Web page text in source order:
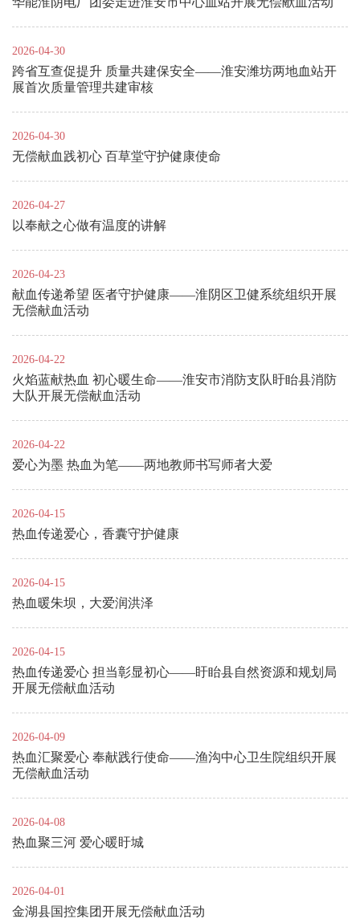
2026-04-30
跨省互查促提升 质量共建保安全——淮安潍坊两地血站开
展首次质量管理共建审核
2026-04-30
无偿献血践初心 百草堂守护健康使命
2026-04-27
以奉献之心做有温度的讲解
2026-04-23
献血传递希望 医者守护健康——淮阴区卫健系统组织开展
无偿献血活动
2026-04-22
火焰蓝献热血 初心暖生命——淮安市消防支队盱眙县消防
大队开展无偿献血活动
2026-04-22
爱心为墨 热血为笔——两地教师书写师者大爱
2026-04-15
热血传递爱心，香囊守护健康
2026-04-15
热血暖朱坝，大爱润洪泽
2026-04-15
热血传递爱心 担当彰显初心——盱眙县自然资源和规划局
开展无偿献血活动
2026-04-09
热血汇聚爱心 奉献践行使命——渔沟中心卫生院组织开展
无偿献血活动
2026-04-08
热血聚三河 爱心暖盱城
2026-04-01
金湖县国控集团开展无偿献血活动